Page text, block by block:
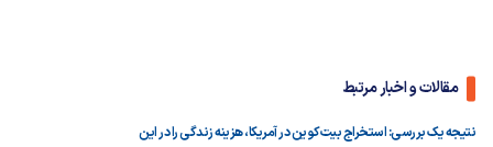
مقالات و اخبار مرتبط
نتیجه یک بررسی: استخراج بیت‌کوین در آمریکا، هزینه زندگی را در این